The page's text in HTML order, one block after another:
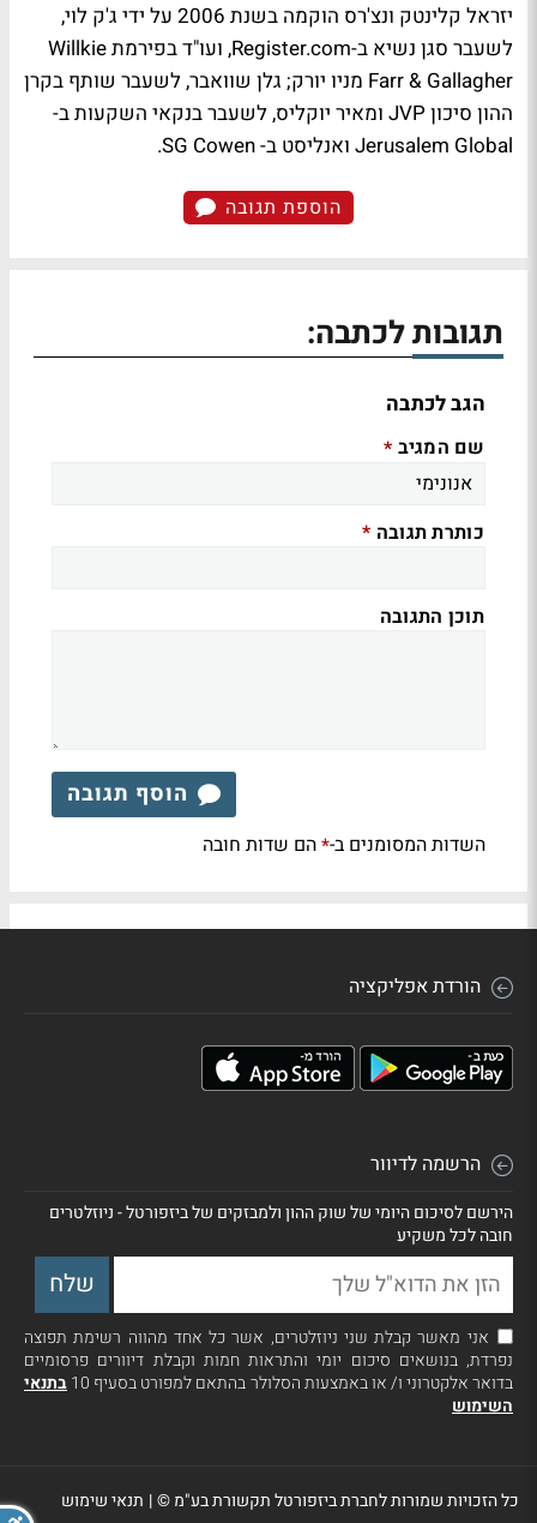
יזראל קלינטק ונצ'רס הוקמה בשנת 2006 על ידי ג'ק לוי,
לשעבר סגן נשיא ב-Register.com, ועו"ד בפירמת Willkie
Farr & Gallagher מניו יורק; גלן שוואבר, לשעבר שותף בקרן
ההון סיכון JVP ומאיר יוקליס, לשעבר בנקאי השקעות ב-
Jerusalem Global ואנליסט ב- SG Cowen.
הוספת תגובה
תגובות לכתבה:
הגב לכתבה
שם המגיב *
כותרת תגובה *
תוכן התגובה
הוסף תגובה
השדות המסומנים ב-*הם שדות חובה
הורדת אפליקציה
הרשמה לדיוור
הירשם לסיכום היומי של שוק ההון ולמבזקים של ביזפורטל - ניוזלטרים
חובה לכל משקיע
אני מאשר קבלת שני ניוזלטרים, אשר כל אחד מהווה רשימת תפוצה
נפרדת, בנושאים סיכום יומי והתראות חמות וקבלת דיוורים פרסומיים
בדואר אלקטרוני ו/ או באמצעות הסלולר בהתאם למפורט בסעיף 10
בתנאי
השימוש
כל הזכויות שמורות לחברת ביזפורטל תקשורת בע"מ ©| תנאי שימוש